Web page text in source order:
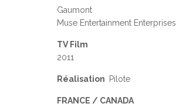
Gaumont
Muse Entertainment Enterprises
TV Film
2011
Réalisation Pilote
FRANCE / CANADA